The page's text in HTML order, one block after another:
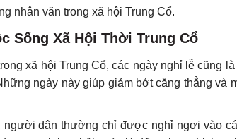
nhân văn trong xã hội Trung Cổ.
Sống Xã Hội Thời Trung Cổ
xã hội Trung Cổ, các ngày nghỉ lễ cũng
ngày này giúp giảm bớt căng thẳng và
người dân thường chỉ được nghỉ ngơi vào